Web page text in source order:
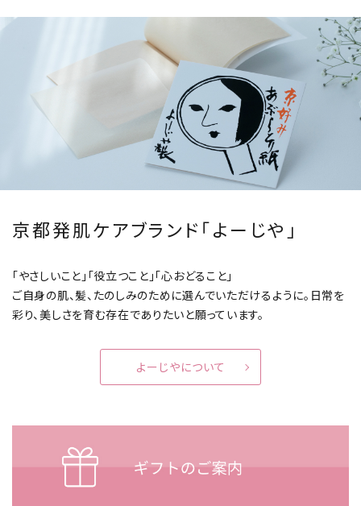
京都発肌ケアブランド「よーじや」
「やさしいこと」「役立つこと」「心おどること」
ご自身の肌、髪、たのしみのために選んでいただけるように。 日常を
彩り、美しさを育む存在でありたいと願っています。
よーじやについて